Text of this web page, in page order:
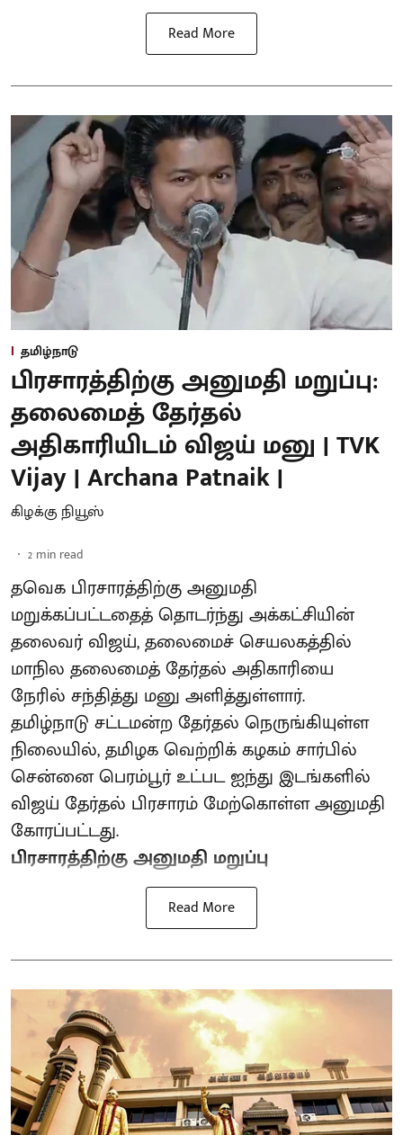
Read More
தமிழ்நாடு
பிரசாரத்திற்கு அனுமதி மறுப்பு:
தலைமைத் தேர்தல்
அதிகாரியிடம் விஜய் மனு | TVK
Vijay | Archana Patnaik |
கிழக்கு நியூஸ்
2 min read
தவெக பிரசாரத்திற்கு அனுமதி
மறுக்கப்பட்டதைத் தொடர்ந்து அக்கட்சியின்
தலைவர் விஜய், தலைமைச் செயலகத்தில்
மாநில தலைமைத் தேர்தல் அதிகாரியை
நேரில் சந்தித்து மனு அளித்துள்ளார்.
தமிழ்நாடு சட்டமன்ற தேர்தல் நெருங்கியுள்ள
நிலையில், தமிழக வெற்றிக் கழகம் சார்பில்
சென்னை பெரம்பூர் உட்பட ஐந்து இடங்களில்
விஜய் தேர்தல் பிரசாரம் மேற்கொள்ள அனுமதி
கோரப்பட்டது.
பிரசாரத்திற்கு அனுமதி மறுப்பு
Read More